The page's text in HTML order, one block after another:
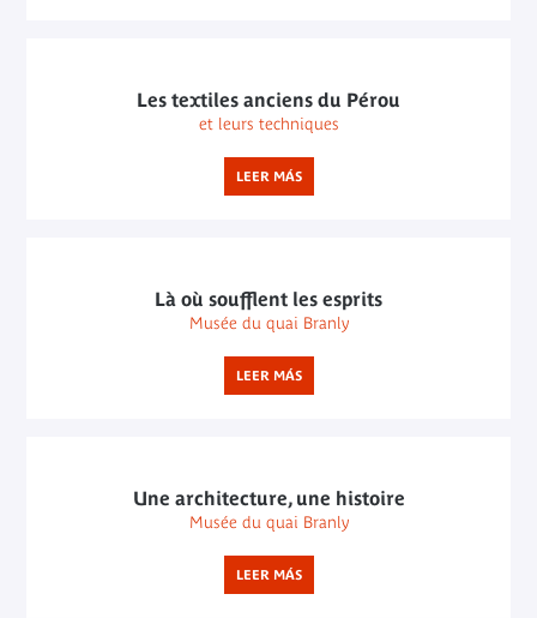
Les textiles anciens du Pérou
et leurs techniques
LEER MÁS
Là où soufflent les esprits
Musée du quai Branly
LEER MÁS
Une architecture, une histoire
Musée du quai Branly
LEER MÁS